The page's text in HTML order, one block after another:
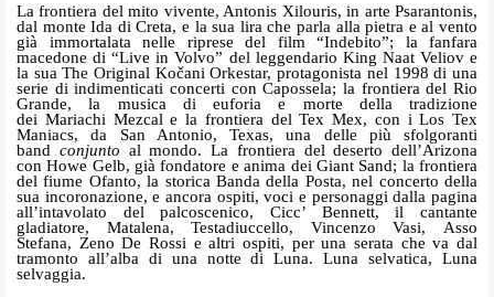
La frontiera del mito vivente, Antonis Xilouris, in arte Psarantonis,
dal monte Ida di Creta, e la sua lira che parla alla pietra e al vento
già immortalata nelle riprese del film “Indebito”; la fanfara
macedone di “Live in Volvo” del leggendario King Naat Veliov e
la sua The Original Kočani Orkestar, protagonista nel 1998 di una
serie di indimenticati concerti con Capossela; la frontiera del Rio
Grande, la musica di euforia e morte della tradizione
dei Mariachi Mezcal e la frontiera del Tex Mex, con i Los Tex
Maniacs, da San Antonio, Texas, una delle più sfolgoranti
band conjunto al mondo. La frontiera del deserto dell’Arizona
con Howe Gelb, già fondatore e anima dei Giant Sand; la frontiera
del fiume Ofanto, la storica Banda della Posta, nel concerto della
sua incoronazione, e ancora ospiti, voci e personaggi dalla pagina
all’intavolato del palcoscenico, Cicc’ Bennett, il cantante
gladiatore, Matalena, Testadiuccello, Vincenzo Vasi, Asso
Stefana, Zeno De Rossi e altri ospiti, per una serata che va dal
tramonto all’alba di una notte di Luna. Luna selvatica, Luna
selvaggia.